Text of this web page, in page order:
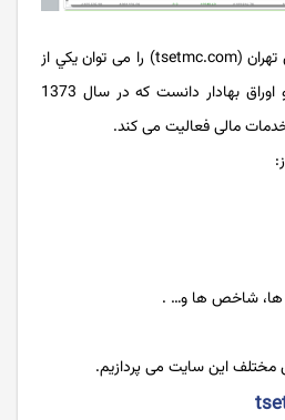
شركت مديريت فناوري بورس تهران (tsetmc.com) را می توان يكي از
شركت‌ های سازمان بورس و اوراق بهادار دانست که در سال 1373
مالی فعاليت می ‌كند.
ها، شاخص ها و… .
این سایت می پردازیم.